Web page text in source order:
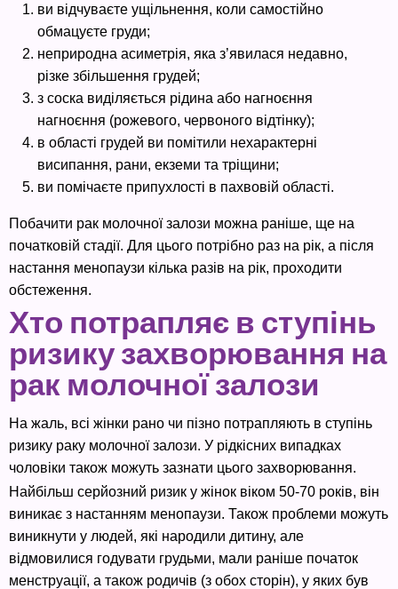
ви відчуваєте ущільнення, коли самостійно
обмацуєте груди;
неприродна асиметрія, яка з’явилася недавно,
різке збільшення грудей;
з соска виділяється рідина або нагноєння
нагноєння (рожевого, червоного відтінку);
в області грудей ви помітили нехарактерні
висипання, рани, екземи та тріщини;
ви помічаєте припухлості в пахвовій області.
Побачити рак молочної залози можна раніше, ще на
початковій стадії. Для цього потрібно раз на рік, а після
настання менопаузи кілька разів на рік, проходити
обстеження.
Хто потрапляє в ступінь
ризику захворювання на
рак молочної залози
На жаль, всі жінки рано чи пізно потрапляють в ступінь
ризику раку молочної залози. У рідкісних випадках
чоловіки також можуть зазнати цього захворювання.
Найбільш серйозний ризик у жінок віком 50-70 років, він
виникає з настанням менопаузи. Також проблеми можуть
виникнути у людей, які народили дитину, але
відмовилися годувати грудьми, мали раніше початок
менструації, а також родичів (з обох сторін), у яких був